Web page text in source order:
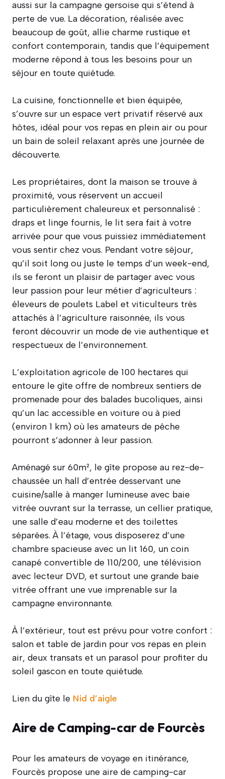
aussi sur la campagne gersoise qui s’étend à
perte de vue. La décoration, réalisée avec
beaucoup de goût, allie charme rustique et
confort contemporain, tandis que l’équipement
moderne répond à tous les besoins pour un
séjour en toute quiétude.
La cuisine, fonctionnelle et bien équipée,
s’ouvre sur un espace vert privatif réservé aux
hôtes, idéal pour vos repas en plein air ou pour
un bain de soleil relaxant après une journée de
découverte.
Les propriétaires, dont la maison se trouve à
proximité, vous réservent un accueil
particulièrement chaleureux et personnalisé :
draps et linge fournis, le lit sera fait à votre
arrivée pour que vous puissiez immédiatement
vous sentir chez vous. Pendant votre séjour,
qu’il soit long ou juste le temps d’un week-end,
ils se feront un plaisir de partager avec vous
leur passion pour leur métier d’agriculteurs :
éleveurs de poulets Label et viticulteurs très
attachés à l’agriculture raisonnée, ils vous
feront découvrir un mode de vie authentique et
respectueux de l’environnement.
L’exploitation agricole de 100 hectares qui
entoure le gîte offre de nombreux sentiers de
promenade pour des balades bucoliques, ainsi
qu’un lac accessible en voiture ou à pied
(environ 1 km) où les amateurs de pêche
pourront s’adonner à leur passion.
Aménagé sur 60m², le gîte propose au rez-de-
chaussée un hall d’entrée desservant une
cuisine/salle à manger lumineuse avec baie
vitrée ouvrant sur la terrasse, un cellier pratique,
une salle d’eau moderne et des toilettes
séparées. À l’étage, vous disposerez d’une
chambre spacieuse avec un lit 160, un coin
canapé convertible de 110/200, une télévision
avec lecteur DVD, et surtout une grande baie
vitrée offrant une vue imprenable sur la
campagne environnante.
À l’extérieur, tout est prévu pour votre confort :
salon et table de jardin pour vos repas en plein
air, deux transats et un parasol pour profiter du
soleil gascon en toute quiétude.
Lien du gîte le Nid d’aigle
Aire de Camping-car de Fourcès
Pour les amateurs de voyage en itinérance,
Fourcès propose une aire de camping-car